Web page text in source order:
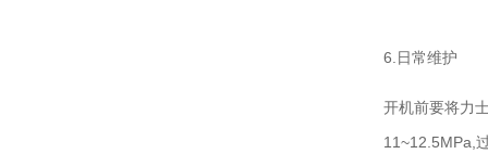
6.日常维护
开机前要将力
11~12.5MPa,